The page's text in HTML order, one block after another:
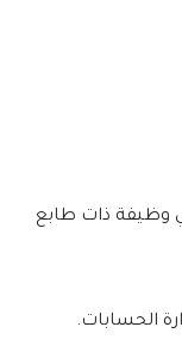
وظيفة ذات طابع
الحسابات.